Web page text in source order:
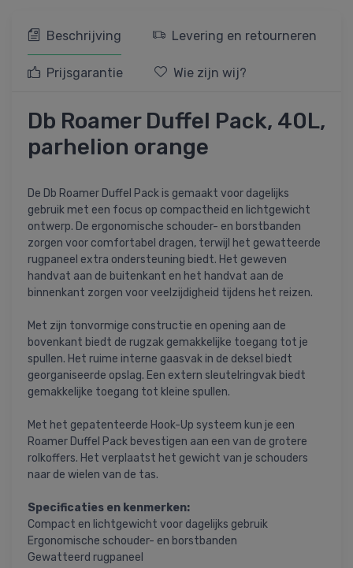
Beschrijving Levering en retourneren
Prijsgarantie Wie zijn wij?
Db Roamer Duffel Pack, 40L,
parhelion orange
De Db Roamer Duffel Pack is gemaakt voor dagelijks
gebruik met een focus op compactheid en lichtgewicht
ontwerp. De ergonomische schouder- en borstbanden
zorgen voor comfortabel dragen, terwijl het gewatteerde
rugpaneel extra ondersteuning biedt. Het geweven
handvat aan de buitenkant en het handvat aan de
binnenkant zorgen voor veelzijdigheid tijdens het reizen.
Met zijn tonvormige constructie en opening aan de
bovenkant biedt de rugzak gemakkelijke toegang tot je
spullen. Het ruime interne gaasvak in de deksel biedt
georganiseerde opslag. Een extern sleutelringvak biedt
gemakkelijke toegang tot kleine spullen.
Met het gepatenteerde Hook-Up systeem kun je een
Roamer Duffel Pack bevestigen aan een van de grotere
rolkoffers. Het verplaatst het gewicht van je schouders
naar de wielen van de tas.
Specificaties en kenmerken:
Compact en lichtgewicht voor dagelijks gebruik
Ergonomische schouder- en borstbanden
Gewatteerd rugpaneel